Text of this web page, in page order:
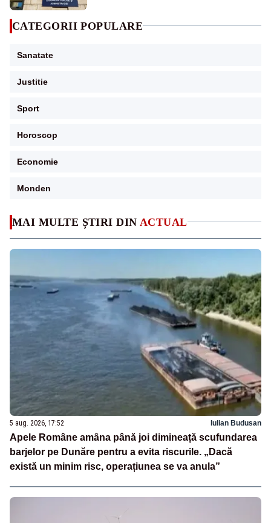
MAI MULTE ȘTIRI DIN ACTUAL
5 aug. 2026, 17:52 Iulian Budusan
Apele Române amâna până joi dimineață scufundarea
barjelor pe Dunăre pentru a evita riscurile. „Dacă
există un minim risc, operațiunea se va anula”
CATEGORII POPULARE
Sanatate
Justitie
Sport
Horoscop
Economie
Monden